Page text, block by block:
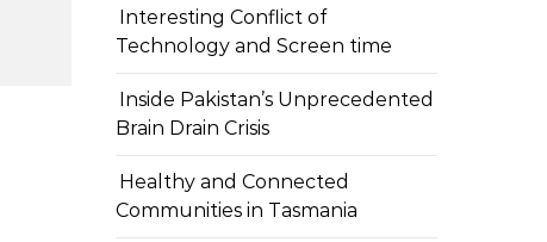
Interesting Conflict of
Technology and Screen time
Inside Pakistan’s Unprecedented
Brain Drain Crisis
Healthy and Connected
Communities in Tasmania